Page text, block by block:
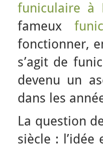
funiculaire à
fameux
fonctionner,
s’agit de
devenu un
dans les
La question
siècle :